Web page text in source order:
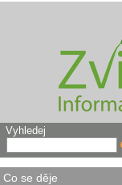
Vyhledej
Co se děje